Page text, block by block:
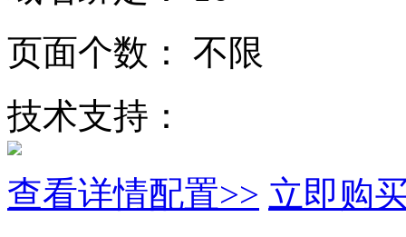
页面个数：
不限
技术支持：
查看详情配置>> 立即购